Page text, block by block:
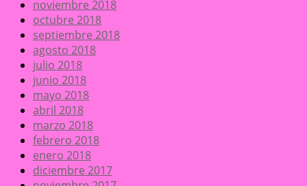
noviembre 2018
octubre 2018
septiembre 2018
agosto 2018
julio 2018
junio 2018
mayo 2018
abril 2018
marzo 2018
febrero 2018
enero 2018
diciembre 2017